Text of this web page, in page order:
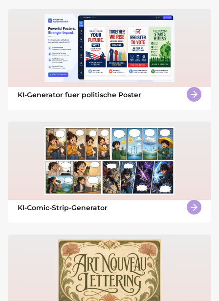
KI-Generator fuer politische Poster
KI-Comic-Strip-Generator